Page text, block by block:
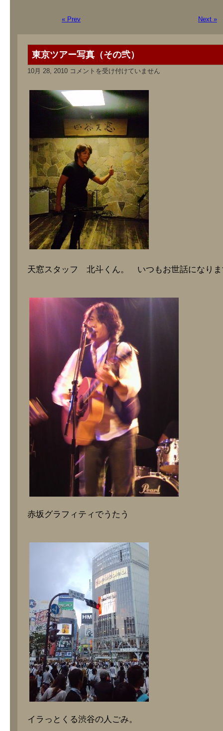
« Prev Next »
東京ツアー写真（その弐）
10月 28, 2010 東
ア
写
真
（そ
弐）
は
コメントを受け付けていません
天窓スタッフ 北斗くん。 いつもお世話になりま
赤坂グラフィティでうたう
イラっとくる渋谷の人ごみ。